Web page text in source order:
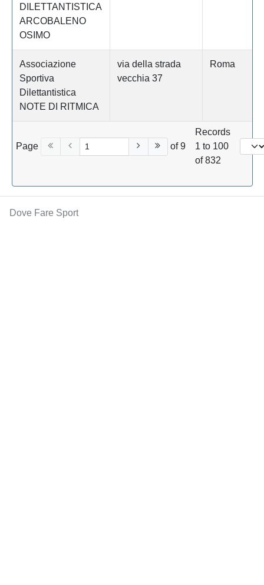
DILETTANTISTICA
ARCOBALENO
OSIMO
Associazione
Sportiva
Dilettantistica
NOTE DI RITMICA
via della strada
vecchia 37
Roma
Page of 9
Records
1 to 100
of 832
Dove Fare Sport